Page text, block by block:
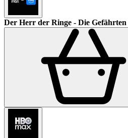
Der Herr der Ringe - Die Gefährten